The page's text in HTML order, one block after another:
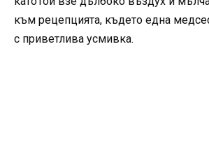
към рецепцията, където една
с приветлива усмивка.